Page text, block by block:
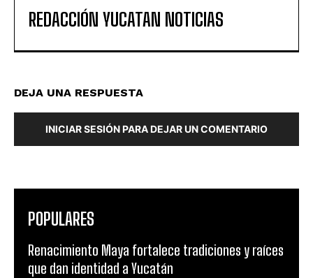
REDACCIÓN YUCATAN NOTICIAS
DEJA UNA RESPUESTA
INICIAR SESIÓN PARA DEJAR UN COMENTARIO
POPULARES
Renacimiento Maya fortalece tradiciones y raíces
que dan identidad a Yucatán